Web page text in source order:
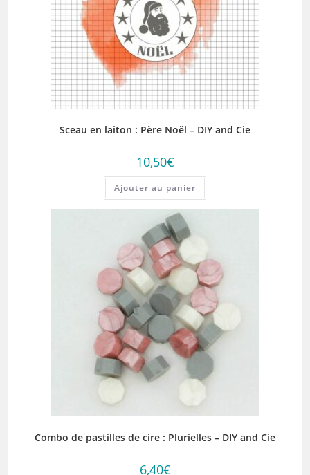
Sceau en laiton : Père Noël – DIY and Cie
10,50€
Ajouter au panier
Combo de pastilles de cire : Plurielles – DIY and Cie
6,40€